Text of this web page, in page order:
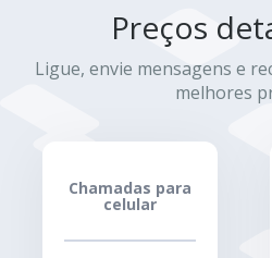
Preços
Ligue, envie mensagens e
melhores
Chamadas para
celular